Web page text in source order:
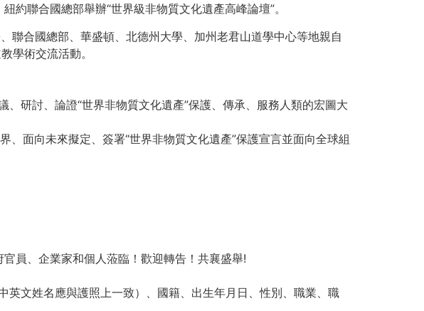
約聯合國總部舉辦“世界級非物質文化遺產高峰論壇”。
合國總部、華盛頓、北德州大學、加州老君山道學中心等地親自
學術交流活動。
研討、論證“世界非物質文化遺產”保護、傳承、服務人類的宏圖大
面向未來擬定、簽署“世界非物質文化遺產”保護宣言並面向全球組
員、企業家和個人蒞臨！歡迎轉告！共襄盛舉!
英文姓名應與護照上一致）、國籍、出生年月日、性別、職業、職